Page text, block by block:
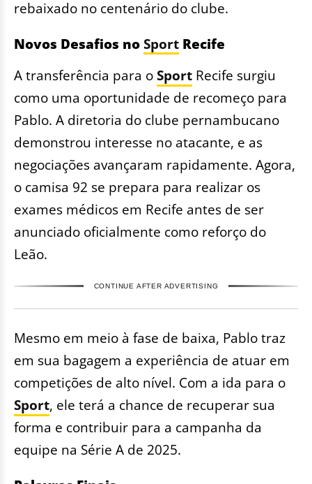
rebaixado no centenário do clube.
Novos Desafios no Sport Recife
A transferência para oSport Recife surgiu
como uma oportunidade de recomeço para
Pablo. A diretoria do clube pernambucano
demonstrou interesse no atacante, e as
negociações avançaram rapidamente. Agora,
o camisa 92 se prepara para realizar os
exames médicos em Recife antes de ser
anunciado oficialmente como reforço do
Leão.
CONTINUE AFTER ADVERTISING
Mesmo em meio à fase de baixa, Pablo traz
em sua bagagem a experiência de atuar em
competições de alto nível. Com a ida para o
Sport, ele terá a chance de recuperar sua
forma e contribuir para a campanha da
equipe na Série A de 2025.